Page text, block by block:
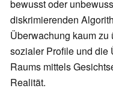
bewusst oder
diskrimierenden
Überwachung kaum
sozialer Profile und die
Raums mittels
Realität.